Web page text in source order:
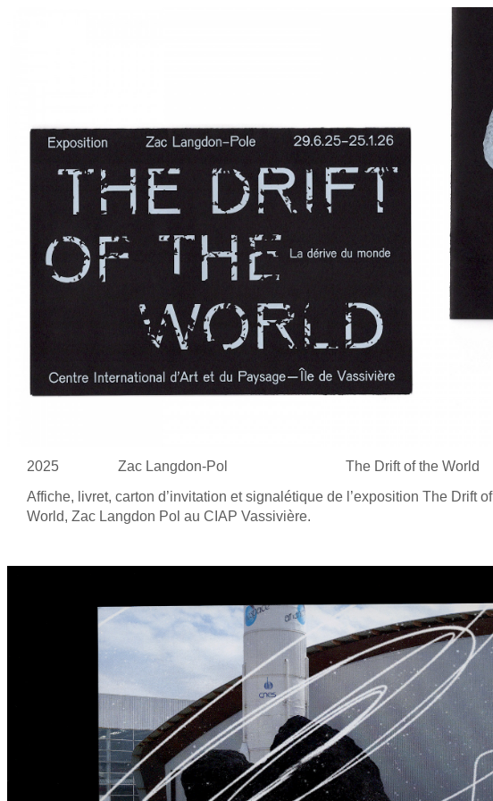
2025 Zac Langdon-Pol The Drift of the World
Affiche, livret, carton d’invitation et signalétique de l’exposition The Drift of
World, Zac Langdon Pol au CIAP Vassivière.